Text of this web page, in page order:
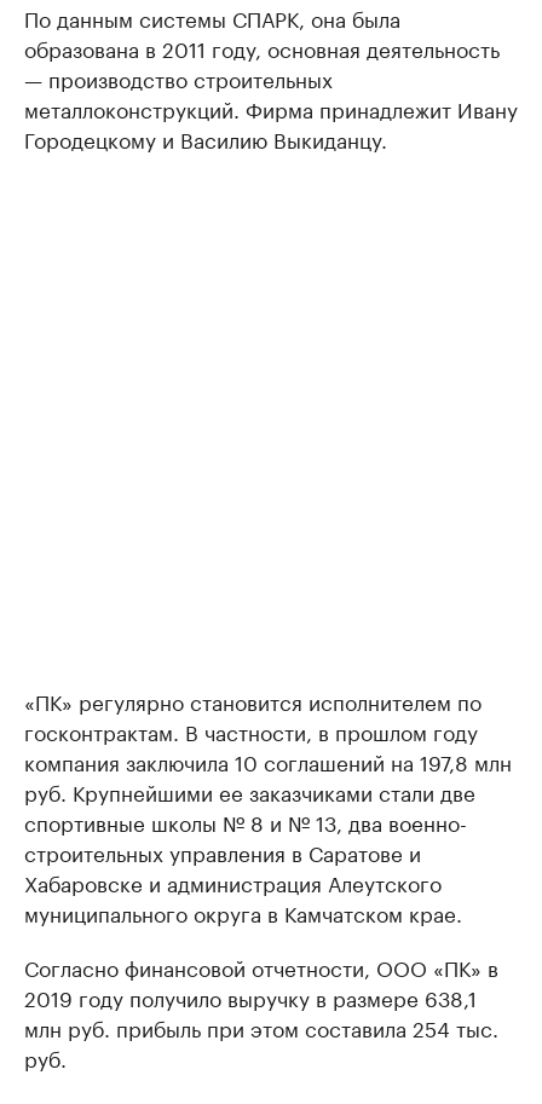
По данным системы СПАРК, она была
образована в 2011 году, основная деятельность
— производство строительных
металлоконструкций. Фирма принадлежит Ивану
Городецкому и Василию Выкиданцу.
«ПК» регулярно становится исполнителем по
госконтрактам. В частности, в прошлом году
компания заключила 10 соглашений на 197,8 млн
руб. Крупнейшими ее заказчиками стали две
спортивные школы № 8 и № 13, два военно-
строительных управления в Саратове и
Хабаровске и администрация Алеутского
муниципального округа в Камчатском крае.
Согласно финансовой отчетности, ООО «ПК» в
2019 году получило выручку в размере 638,1
млн руб. прибыль при этом составила 254 тыс.
руб.